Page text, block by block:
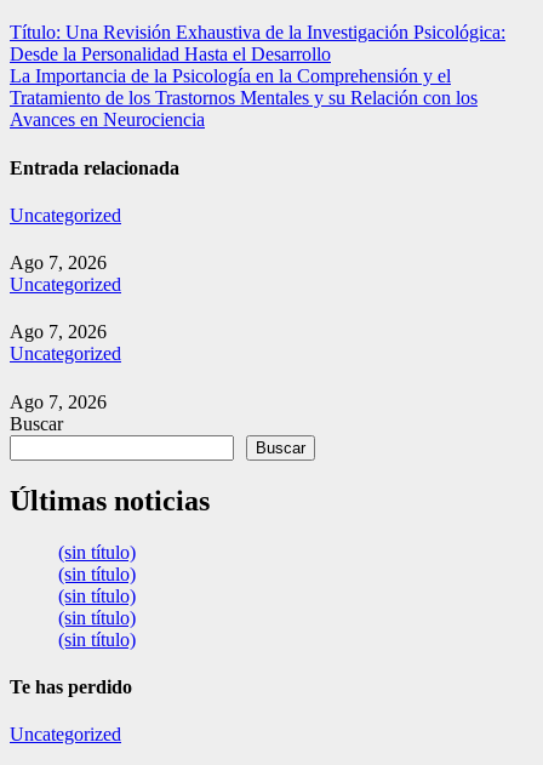
Navegación
de
entradas
Título: Una Revisión Exhaustiva de la Investigación Psicológica:
Desde la Personalidad Hasta el Desarrollo
La Importancia de la Psicología en la Comprehensión y el
Tratamiento de los Trastornos Mentales y su Relación con los
Avances en Neurociencia
Entrada relacionada
Uncategorized
Ago 7, 2026
Uncategorized
Ago 7, 2026
Uncategorized
Ago 7, 2026
Buscar
Buscar
Últimas noticias
(sin título)
(sin título)
(sin título)
(sin título)
(sin título)
Te has perdido
Uncategorized